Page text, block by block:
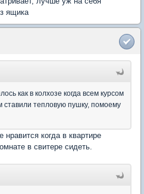
ящика
как в колхозе когда всем курсом
тепловую пушку, помоему
когда в квартире
в свитере сидеть.